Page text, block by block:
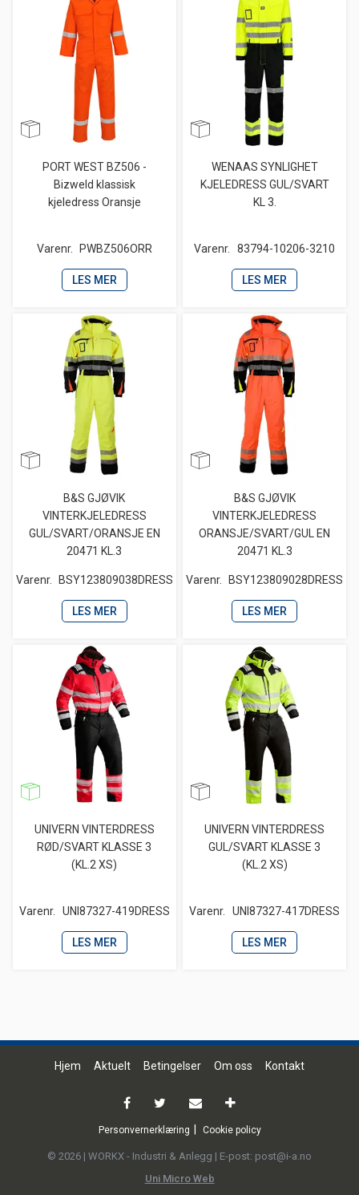
PORT WEST BZ506 -
Bizweld klassisk
kjeledress Oransje
Varenr. PWBZ506ORR
LES MER
WENAAS SYNLIGHET
KJELEDRESS GUL/SVART
KL 3.
Varenr. 83794-10206-3210
LES MER
B&S GJØVIK
VINTERKJELEDRESS
GUL/SVART/ORANSJE EN
20471 KL.3
Varenr. BSY123809038DRESS
LES MER
B&S GJØVIK
VINTERKJELEDRESS
ORANSJE/SVART/GUL EN
20471 KL.3
Varenr. BSY123809028DRESS
LES MER
UNIVERN VINTERDRESS
RØD/SVART KLASSE 3
(KL.2 XS)
Varenr. UNI87327-419DRESS
LES MER
UNIVERN VINTERDRESS
GUL/SVART KLASSE 3
(KL.2 XS)
Varenr. UNI87327-417DRESS
LES MER
Hjem Aktuelt Betingelser Om oss Kontakt
Personvernerklæring Cookie policy
© 2026 | WORKX - Industri & Anlegg | E-post: post@i-a.no
Uni Micro Web